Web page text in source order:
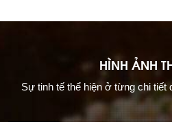
HÌNH ẢNH
Sự tinh tế thể hiện ở từng chi